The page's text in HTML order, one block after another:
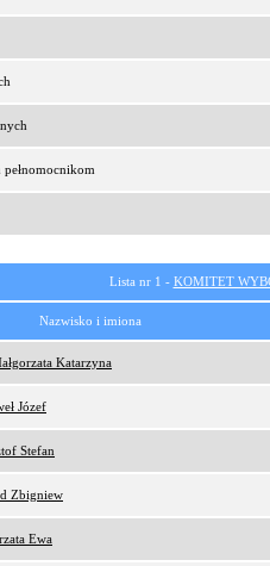
Lista nr 1 - KOMITET
Nazwisko i imiona
Katarzyna
Józef
Stefan
Zbigniew
Ewa